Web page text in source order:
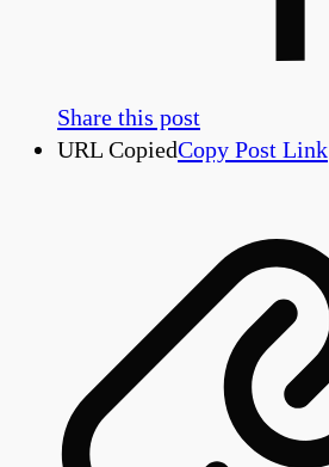
Share this post
URL CopiedCopy Post Link